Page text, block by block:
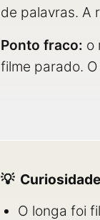
de palavras. A
Ponto fraco: o
filme parado.
O longa foi